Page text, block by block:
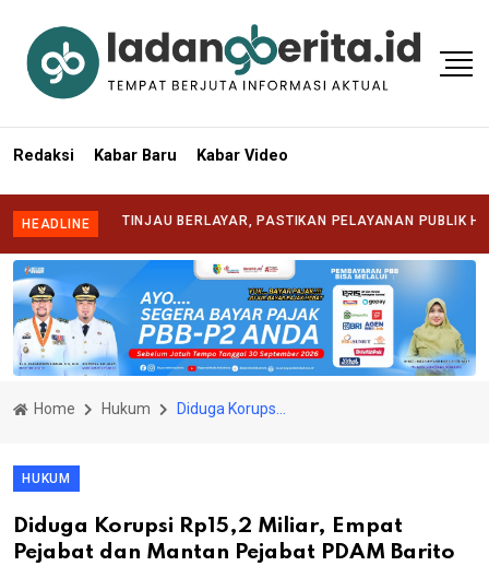
Redaksi Kabar Baru Kabar Video
HEADLINETINJAU BERLAYAR, PASTIKAN PELAYANAN PUBLIK HADIR
Home Hukum
HUKUM
Diduga Korupsi Rp15,2 Miliar, Empat
Pejabat dan Mantan Pejabat PDAM Barito